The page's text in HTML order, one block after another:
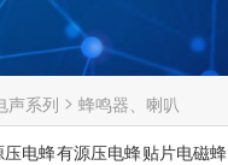
声系列 > 蜂鸣器、喇叭
压电蜂有源压电蜂贴片电磁蜂